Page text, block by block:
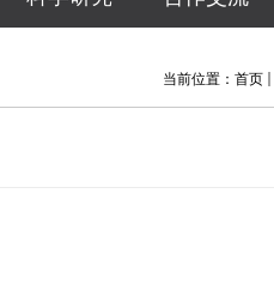
当前位置： 首页